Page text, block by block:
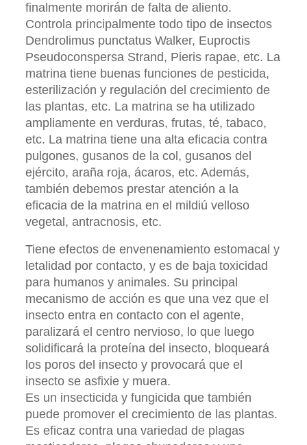
finalmente morirán de falta de aliento.
Controla principalmente todo tipo de insectos
Dendrolimus punctatus Walker, Euproctis
Pseudoconspersa Strand, Pieris rapae, etc. La
matrina tiene buenas funciones de pesticida,
esterilización y regulación del crecimiento de
las plantas, etc. La matrina se ha utilizado
ampliamente en verduras, frutas, té, tabaco,
etc. La matrina tiene una alta eficacia contra
pulgones, gusanos de la col, gusanos del
ejército, araña roja, ácaros, etc. Además,
también debemos prestar atención a la
eficacia de la matrina en el mildiú velloso
vegetal, antracnosis, etc.
Tiene efectos de envenenamiento estomacal y
letalidad por contacto, y es de baja toxicidad
para humanos y animales. Su principal
mecanismo de acción es que una vez que el
insecto entra en contacto con el agente,
paralizará el centro nervioso, lo que luego
solidificará la proteína del insecto, bloqueará
los poros del insecto y provocará que el
insecto se asfixie y muera.
Es un insecticida y fungicida que también
puede promover el crecimiento de las plantas.
Es eficaz contra una variedad de plagas